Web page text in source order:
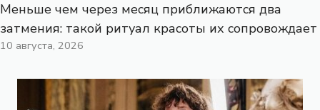
Меньше чем через месяц приближаются два
затмения: такой ритуал красоты их сопровождает
10 августа, 2026